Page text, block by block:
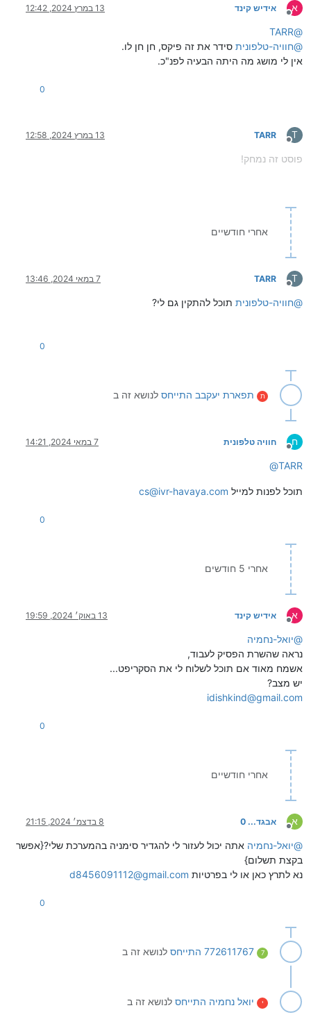
א
מנותק
אידיש קינד 13 במרץ 2024, 12:42
@
TARR
@חוויה-טלפונית סידר את זה פיקס, חן חן לו.
אין לי מושג מה היתה הבעיה לפנ"כ.
0
T
מנותק
TARR 13 במרץ 2024, 12:58
פוסט זה נמחק!
אחרי חודשיים
T
מנותק
TARR 7 במאי 2024, 13:46
@חוויה-טלפונית תוכל להתקין גם לי?
0
ת תפארת יעקבב התייחס לנושא זה ב
ח
מנותק
חוויה טלפונית 7 במאי 2024, 14:21
@TARR
תוכל לפנות למייל cs@ivr-havaya.com
0
אחרי 5 חודשים
א
מנותק
אידיש קינד 13 באוק׳ 2024, 19:59
@יואל-נחמיה
נראה שהשרת הפסיק לעבוד,
אשמח מאוד אם תוכל לשלוח לי את הסקריפט...
יש מצב?
idishkind@gmail.com
0
אחרי חודשיים
א
מנותק
אבגד... 0 8 בדצמ׳ 2024, 21:15
@יואל-נחמיה אתה יכול לעזור לי להגדיר סימניה בהמערכת שלי?{אפשר
בקצת תשלום}
נא לתרץ כאן או לי בפרטיות d8456091112@gmail.com
0
7
772611767 התייחס לנושא זה ב
י יואל נחמיה התייחס לנושא זה ב